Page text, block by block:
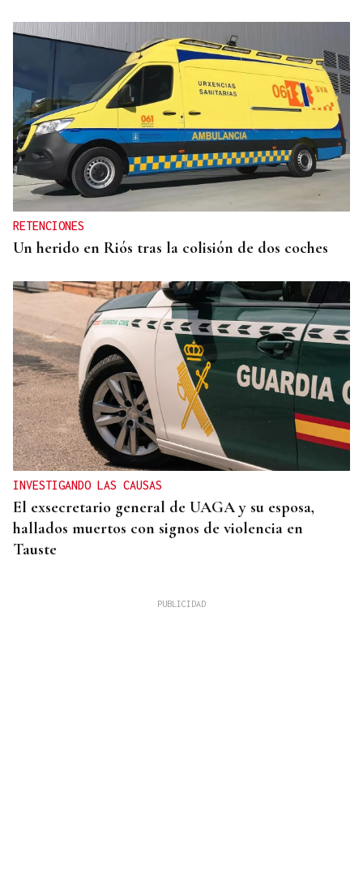
RETENCIONES
Un herido en Riós tras la colisión de dos coches
INVESTIGANDO LAS CAUSAS
El exsecretario general de UAGA y su esposa,
hallados muertos con signos de violencia en
Tauste